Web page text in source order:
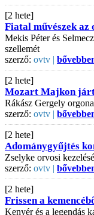
[2 hete]
Fiatal művészek az
Mekis Péter és
szellemét
szerző: ovtv |
[2 hete]
Mozart Majkon
Rákász Gergely
szerző: ovtv |
[2 hete]
Adománygyűjtés
Zselyke orvosi
szerző: ovtv |
[2 hete]
Frissen a
Kenyér és a legendás